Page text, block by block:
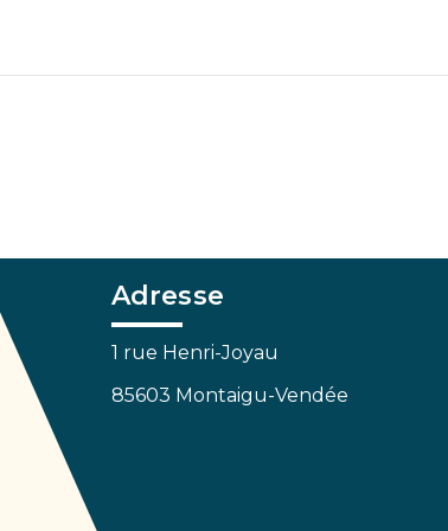
Adresse
1 rue Henri-Joyau
85603 Montaigu-Vendée